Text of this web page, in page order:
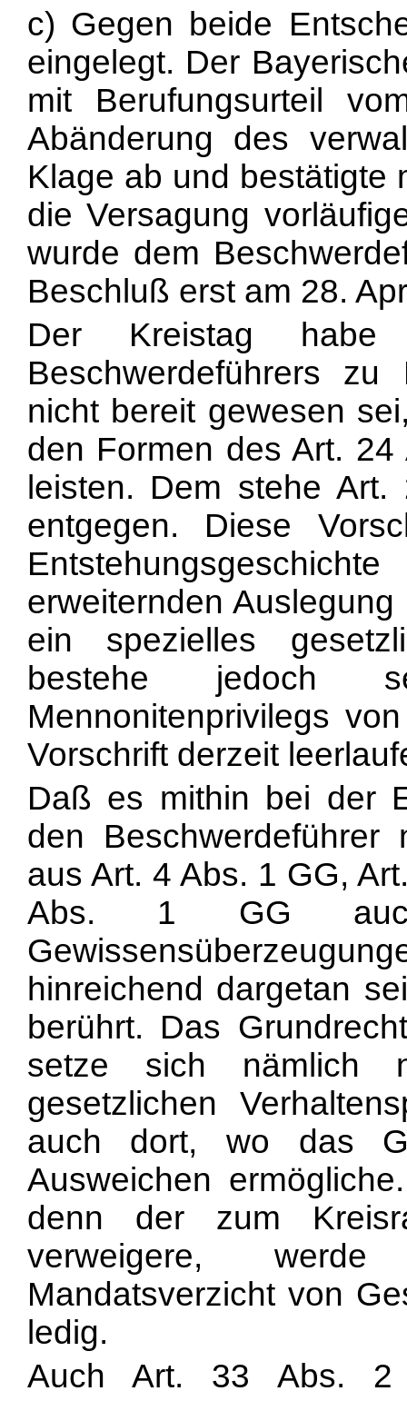
c) Gegen beide
eingelegt. Der
mit Berufungsurteil
Abänderung des
Klage ab und bestätigte
die Versagung
wurde dem
Beschluß erst am 28.
Der Kreistag habe
Beschwerdeführers
nicht bereit gewesen
den Formen des Art.
leisten. Dem stehe
entgegen. Diese
erweiternden
ein spezielles
bestehe jedoch
Mennonitenprivilegs
Vorschrift derzeit
Daß es mithin bei der
den
aus Art. 4 Abs. 1 GG,
Abs. 1 GG auch
hinreichend dargetan
berührt. Das
setze sich nämlich
gesetzlichen
auch dort, wo das
Ausweichen
denn der zum
verweigere,
Mandatsverzicht von
ledig.
Auch Art. 33 Abs.